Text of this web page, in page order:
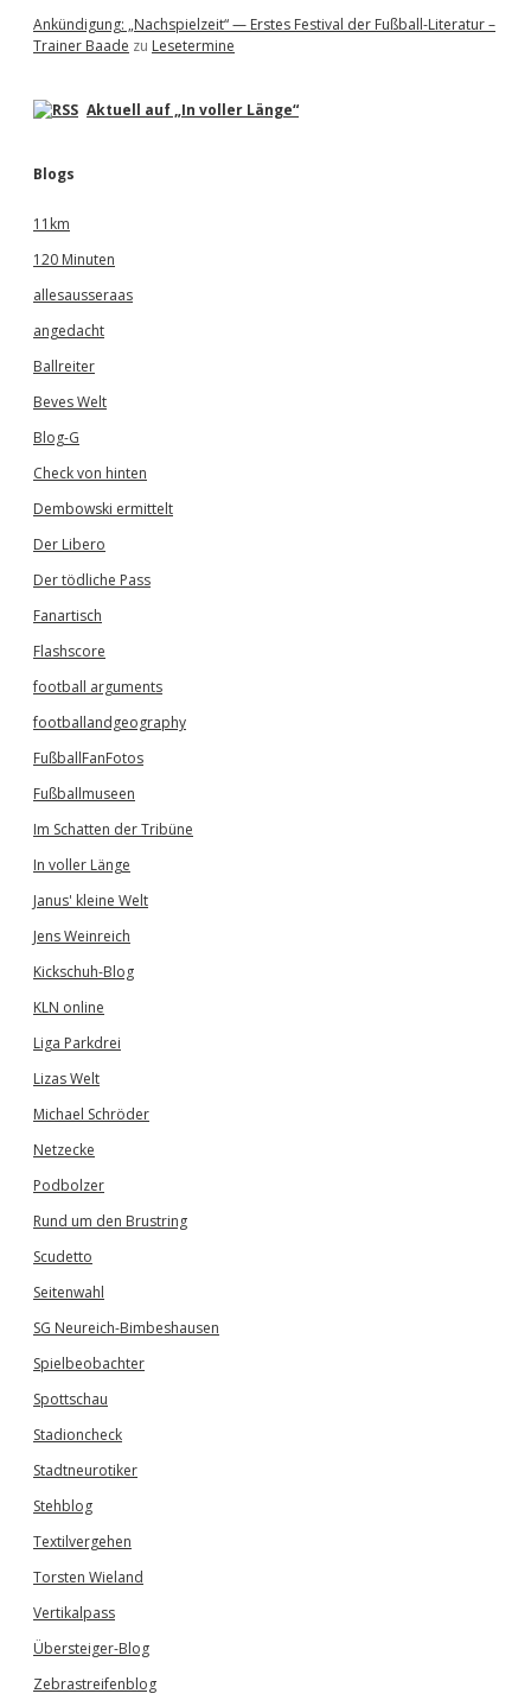
Ankündigung: „Nachspielzeit“ — Erstes Festival der Fußball-Literatur –
Trainer Baade zu Lesetermine
Aktuell auf „In voller Länge“
Blogs
11km
120 Minuten
allesausseraas
angedacht
Ballreiter
Beves Welt
Blog-G
Check von hinten
Dembowski ermittelt
Der Libero
Der tödliche Pass
Fanartisch
Flashscore
football arguments
footballandgeography
FußballFanFotos
Fußballmuseen
Im Schatten der Tribüne
In voller Länge
Janus' kleine Welt
Jens Weinreich
Kickschuh-Blog
KLN online
Liga Parkdrei
Lizas Welt
Michael Schröder
Netzecke
Podbolzer
Rund um den Brustring
Scudetto
Seitenwahl
SG Neureich-Bimbeshausen
Spielbeobachter
Spottschau
Stadioncheck
Stadtneurotiker
Stehblog
Textilvergehen
Torsten Wieland
Vertikalpass
Übersteiger-Blog
Zebrastreifenblog